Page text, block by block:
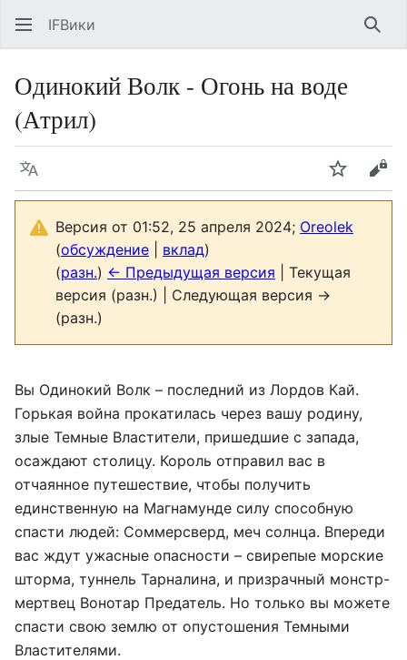
IFВики
Одинокий Волк - Огонь на воде
(Атрил)
Язык Следить
Версия от 01:52, 25 апреля 2024; Oreolek
(обсуждение вклад)
(разн.) ← Предыдущая версия | Текущая
версия (разн.) | Следующая версия →
(разн.)
Вы Одинокий Волк – последний из Лордов Кай.
Горькая война прокатилась через вашу родину,
злые Темные Властители, пришедшие с запада,
осаждают столицу. Король отправил вас в
отчаянное путешествие, чтобы получить
единственную на Магнамунде силу способную
спасти людей: Соммерсверд, меч солнца. Впереди
вас ждут ужасные опасности – свирепые морские
шторма, туннель Тарналина, и призрачный монстр-
мертвец Вонотар Предатель. Но только вы можете
спасти свою землю от опустошения Темными
Властителями.